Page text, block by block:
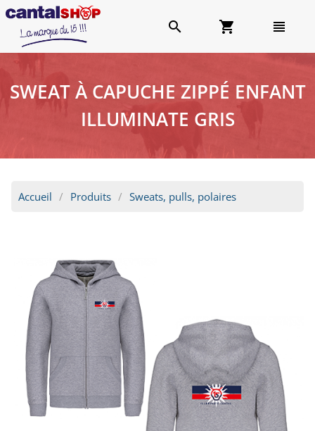
search shopping_cart view_headline
SWEAT À CAPUCHE ZIPPÉ ENFANT
ILLUMINATE GRIS
Accueil Produits Sweats, pulls, polaires